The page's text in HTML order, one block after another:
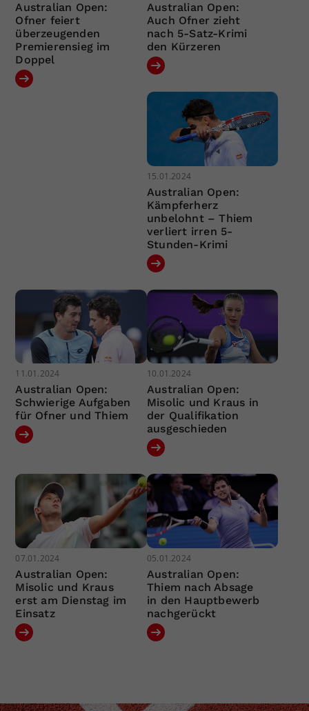
Australian Open:
Ofner feiert
überzeugenden
Premierensieg im
Doppel
Australian Open:
Auch Ofner zieht
nach 5-Satz-Krimi
den Kürzeren
15.01.2024
Australian Open:
Kämpferherz
unbelohnt – Thiem
verliert irren 5-
Stunden-Krimi
11.01.2024
Australian Open:
Schwierige Aufgaben
für Ofner und Thiem
10.01.2024
Australian Open:
Misolic und Kraus in
der Qualifikation
ausgeschieden
07.01.2024
Australian Open:
Misolic und Kraus
erst am Dienstag im
Einsatz
05.01.2024
Australian Open:
Thiem nach Absage
in den Hauptbewerb
nachgerückt